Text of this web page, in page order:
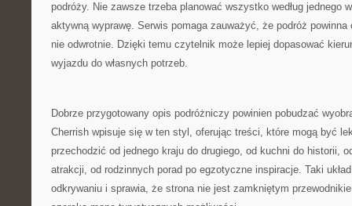
podróży. Nie zawsze trzeba planować wszystko według jednego
aktywną wyprawę. Serwis pomaga zauważyć, że podróż powinna
nie odwrotnie. Dzięki temu czytelnik może lepiej dopasować
wyjazdu do własnych potrzeb.
Dobrze przygotowany opis podróżniczy powinien pobudzać
Cherrish wpisuje się w ten styl, oferując treści, które mogą być
przechodzić od jednego kraju do drugiego, od kuchni do historii,
atrakcji, od rodzinnych porad po egzotyczne inspiracje. Taki
odkrywaniu i sprawia, że strona nie jest zamkniętym